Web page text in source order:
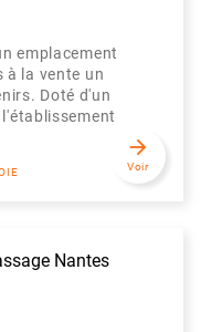
emplacement
à la vente un
Doté d'un
arrow_forward
Voir
Nantes